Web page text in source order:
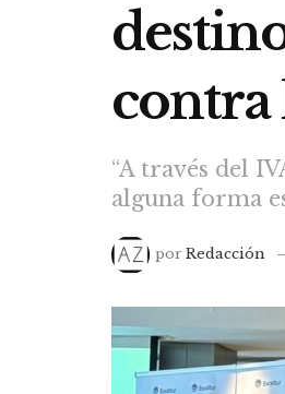
“A través del
alguna forma
por Redacción